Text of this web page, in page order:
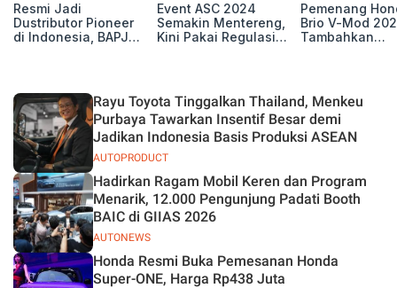
Resmi Jadi
Dustributor Pioneer
di Indonesia, BAPJ
Event ASC 2024
Semakin Mentereng,
Kini Pakai Regulasi
Pemenang
Brio V-Mod
Tambahkan
AUTOPRODUCT
Rayu Toyota Tinggalkan Thailand, Menkeu
Purbaya Tawarkan Insentif Besar demi
Jadikan Indonesia Basis Produksi ASEAN
AUTONEWS
Hadirkan Ragam Mobil Keren dan Program
Menarik, 12.000 Pengunjung Padati Booth
BAIC di GIIAS 2026
Honda Resmi Buka Pemesanan Honda
Super-ONE, Harga Rp438 Juta